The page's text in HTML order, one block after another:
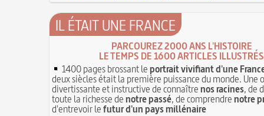
IL ÉTAIT UNE FRANCE
PARCOUREZ 2000 ANS L'HISTOIRE
LE TEMPS DE 1600 ARTICLES ILLUSTRÉS
1400 pages brossant leportrait vivifiant d'une
deux siècles était la première puissance du monde. Une
divertissante et instructive de connaîtrenos racines, de
toute la richesse denotre passé, de comprendrenotre
d'entrevoir lefutur d'un pays millénaire